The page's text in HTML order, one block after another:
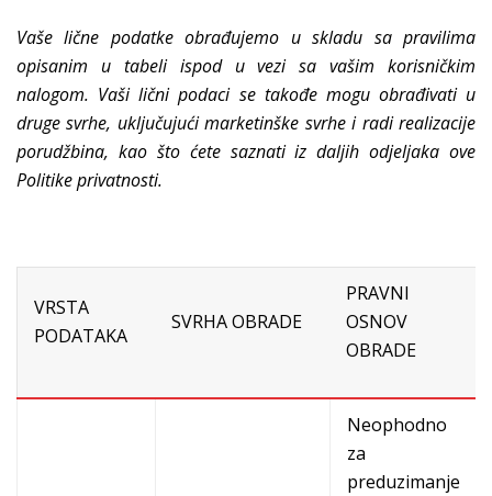
Vaše lične podatke obrađujemo u skladu sa pravilima
opisanim u tabeli ispod u vezi sa vašim korisničkim
nalogom. Vaši lični podaci se takođe mogu obrađivati u
druge svrhe, uključujući marketinške svrhe i radi realizacije
porudžbina, kao što ćete saznati iz daljih odjeljaka ove
Politike privatnosti.
VRSTA
PODATAKA
SVRHA OBRADE
PRAVNI
OSNOV
OBRADE
Neophodno
za
preduzimanje